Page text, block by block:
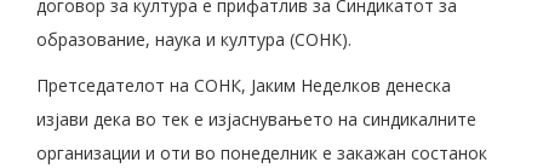
договор за култура е прифатлив за Синдикатот за
образование, наука и култура (СОНК).
Претседателот на СОНК, Јаким Неделков денеска
изјави дека во тек е изјаснувањето на синдикалните
организации и оти во понеделник е закажан состанок